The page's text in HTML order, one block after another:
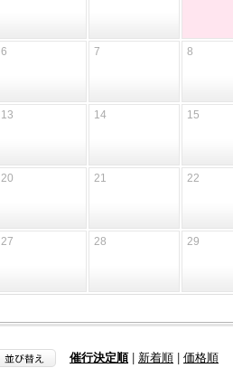
6 7 8
13 14 15
20 21 22
27 28 29
催行決定順| 新着順 価格順